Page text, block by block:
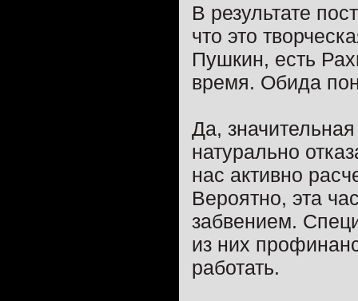
В результате
что это
Пушкин, есть
время. Обида
Да,
натурально
нас активно
Вероятно, эта
забвением.
из них
работать.